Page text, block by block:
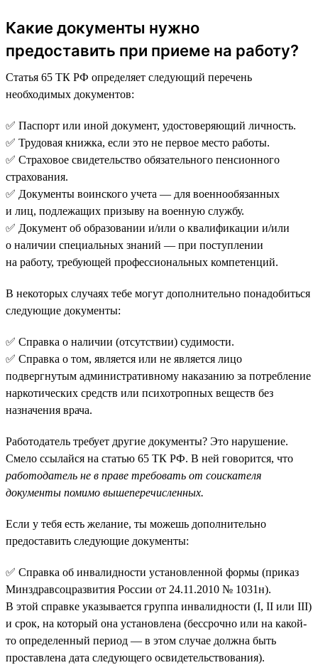
Какие документы нужно
предоставить при приеме на работу?
Статья 65 ТК РФ определяет следующий перечень
необходимых документов:
✅ Паспорт или иной документ, удостоверяющий личность.
✅ Трудовая книжка, если это не первое место работы.
✅ Страховое свидетельство обязательного пенсионного
страхования.
✅ Документы воинского учета — для военнообязанных
и лиц, подлежащих призыву на военную службу.
✅ Документ об образовании и/или о квалификации и/или
о наличии специальных знаний — при поступлении
на работу, требующей профессиональных компетенций.
В некоторых случаях тебе могут дополнительно понадобиться
следующие документы:
✅ Справка о наличии (отсутствии) судимости.
✅ Справка о том, является или не является лицо
подвергнутым административному наказанию за потребление
наркотических средств или психотропных веществ без
назначения врача.
Работодатель требует другие документы? Это нарушение.
Смело ссылайся на статью 65 ТК РФ. В ней говорится, что
работодатель не в праве требовать от соискателя
документы помимо вышеперечисленных.
Если у тебя есть желание, ты можешь дополнительно
предоставить следующие документы:
✅ Справка об инвалидности установленной формы (приказ
Минздравсоцразвития России от 24.11.2010 № 1031н).
В этой справке указывается группа инвалидности (I, II или III)
и срок, на который она установлена (бессрочно или на какой-
то определенный период — в этом случае должна быть
проставлена дата следующего освидетельствования).